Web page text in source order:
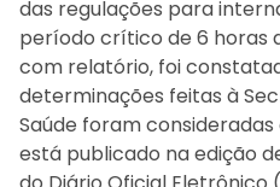
das regulações para
período crítico de 6 horas
com relatório, foi
determinações feitas à
Saúde foram
está publicado na edição